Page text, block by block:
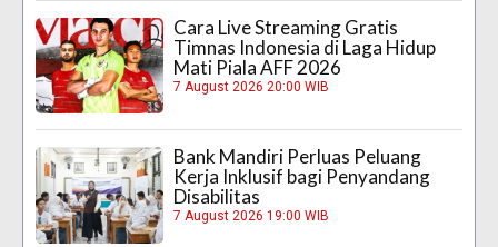
Cara Live Streaming Gratis
Timnas Indonesia di Laga Hidup
Mati Piala AFF 2026
7 August 2026 20:00 WIB
Bank Mandiri Perluas Peluang
Kerja Inklusif bagi Penyandang
Disabilitas
7 August 2026 19:00 WIB